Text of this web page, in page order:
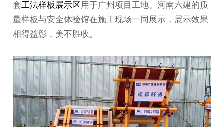
套工法样板展示区 用于广州项目工地。河南六建的质
量样板与安全体验馆在施工现场一同展示，展示效果
相得益彰，美不胜收。